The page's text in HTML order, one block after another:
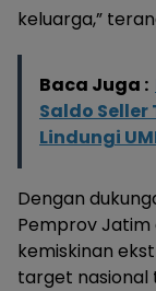
keluarga,”
Baca Juga :
Saldo
Lindungi
Dengan
Pemprov
kemiskinan
target nasional